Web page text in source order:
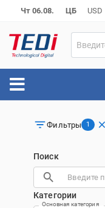
Чт 06.08. ЦБ USD
Фильтры 1
Поиск
Категории
Основная категория